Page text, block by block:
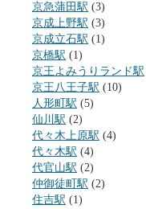
京急蒲田駅 (3)
京成上野駅 (3)
京成立石駅 (1)
京橋駅 (1)
京王よみうりランド駅
京王八王子駅 (10)
人形町駅 (5)
仙川駅 (2)
代々木上原駅 (4)
代々木駅 (4)
代官山駅 (2)
仲御徒町駅 (2)
住吉駅 (1)